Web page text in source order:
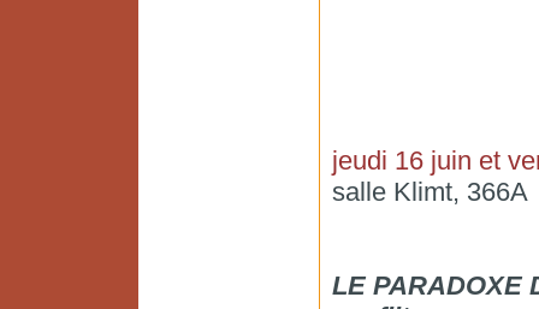
jeudi 16 juin et
salle Klimt, 366A
LE PARADOXE